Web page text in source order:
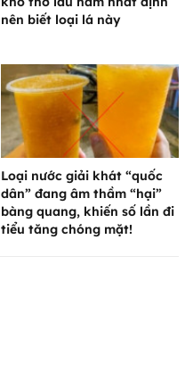
nên biết loại lá này
Loại nước giải khát “quốc
dân” đang âm thầm “hại”
bàng quang, khiến số lần đi
tiểu tăng chóng mặt!